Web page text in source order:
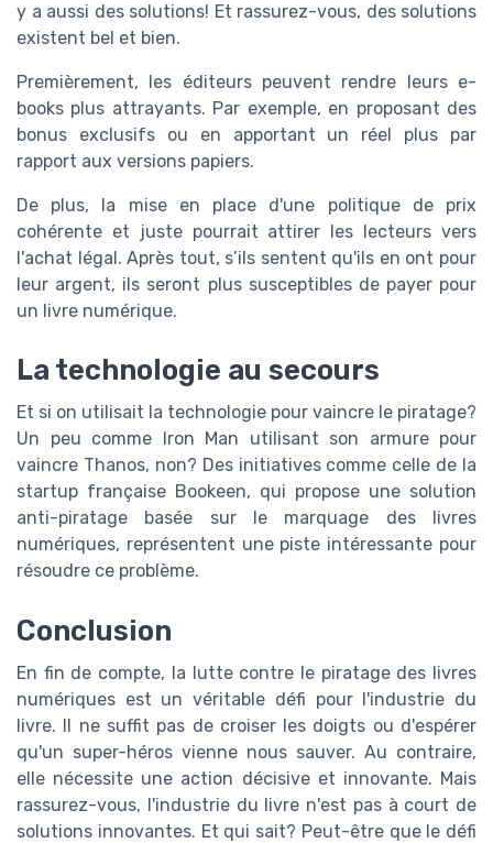
y a aussi des solutions! Et rassurez-vous, des solutions
existent bel et bien.
Premièrement, les éditeurs peuvent rendre leurs e-
books plus attrayants. Par exemple, en proposant des
bonus exclusifs ou en apportant un réel plus par
rapport aux versions papiers.
De plus, la mise en place d'une politique de prix
cohérente et juste pourrait attirer les lecteurs vers
l'achat légal. Après tout, s’ils sentent qu'ils en ont pour
leur argent, ils seront plus susceptibles de payer pour
un livre numérique.
La technologie au secours
Et si on utilisait la technologie pour vaincre le piratage?
Un peu comme Iron Man utilisant son armure pour
vaincre Thanos, non? Des initiatives comme celle de la
startup française Bookeen, qui propose une solution
anti-piratage basée sur le marquage des livres
numériques, représentent une piste intéressante pour
résoudre ce problème.
Conclusion
En fin de compte, la lutte contre le piratage des livres
numériques est un véritable défi pour l'industrie du
livre. Il ne suffit pas de croiser les doigts ou d'espérer
qu'un super-héros vienne nous sauver. Au contraire,
elle nécessite une action décisive et innovante. Mais
rassurez-vous, l'industrie du livre n'est pas à court de
solutions innovantes. Et qui sait? Peut-être que le défi